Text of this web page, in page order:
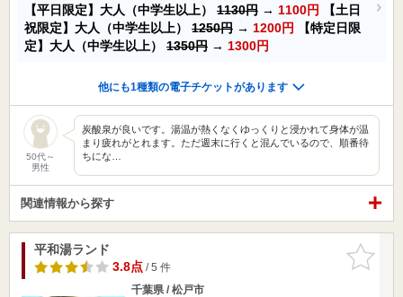
【平日限定】大人（中学生以上） 1130円 → 1100円
【土日
祝限定】大人（中学生以上） 1250円 → 1200円
【特定日限
定】大人（中学生以上） 1350円 → 1300円
他にも1種類の電子チケットがあります
50代～
男性
炭酸泉が良いです。湯温が熱くなくゆっくりと浸かれて身体が温
まり疲れがとれます。ただ週末に行くと混んでいるので、順番待
ちにな…
関連情報から探す
お気に入
りに追加
平和湯ランド
3.8点/ 5 件
千葉県 / 松戸市